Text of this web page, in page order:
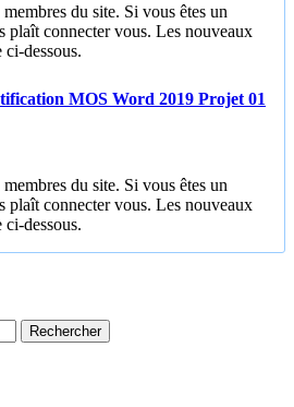
du site. Si vous êtes un
plaît connecter vous. Les nouveaux
dessous.
MOS Word 2019 Projet 01
du site. Si vous êtes un
plaît connecter vous. Les nouveaux
dessous.